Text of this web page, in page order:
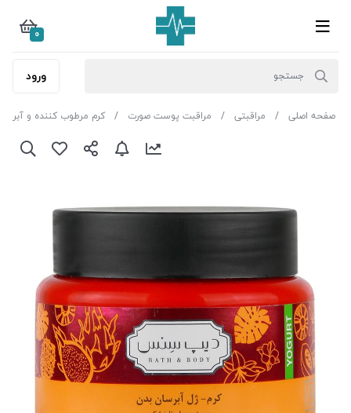
0
ورود
صفحه اصلی مراقبتی مراقبت پوست صورت کرم مرطوب کننده و